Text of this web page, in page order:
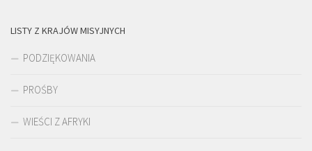
LISTY Z KRAJÓW MISYJNYCH
PODZIĘKOWANIA
PROŚBY
WIEŚCI Z AFRYKI